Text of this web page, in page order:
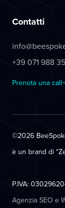
Contatti
+39 071 988
Prenota una call
©2026
è un brand di
P.IVA:
Agenzia SEO e